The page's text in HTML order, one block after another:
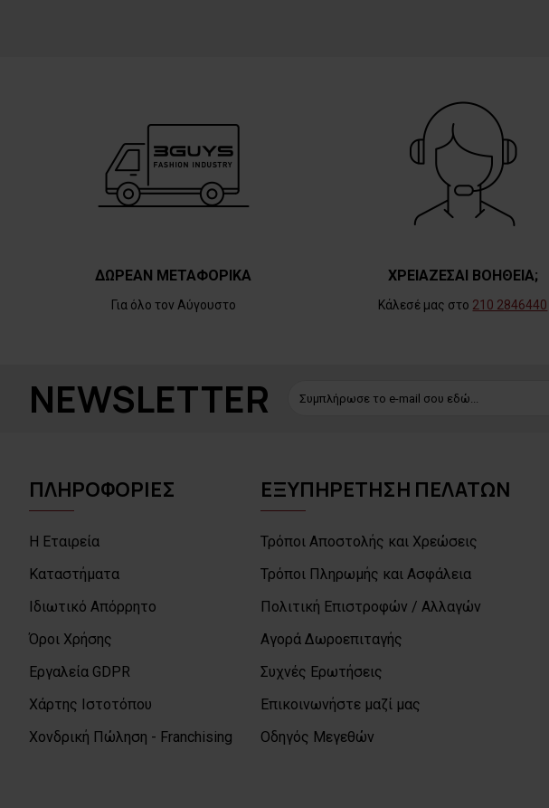
ΔΩΡΕΑΝ ΜΕΤΑΦΟΡΙΚΑ
Για όλο τον Αύγουστο
ΧΡΕΙΑΖΕΣΑΙ ΒΟΗΘΕΙΑ;
Κάλεσέ μας στο 210 2846440
NEWSLETTER
ΠΛΗΡΟΦΟΡΙΕΣ
Η Εταιρεία
Καταστήματα
Ιδιωτικό Απόρρητο
Όροι Χρήσης
Εργαλεία GDPR
Χάρτης Ιστοτόπου
Χονδρική Πώληση - Franchising
ΕΞΥΠΗΡΕΤΗΣΗ ΠΕΛΑΤΩΝ
Τρόποι Αποστολής και Χρεώσεις
Τρόποι Πληρωμής και Ασφάλεια
Πολιτική Επιστροφών / Αλλαγών
Αγορά Δωροεπιταγής
Συχνές Ερωτήσεις
Επικοινωνήστε μαζί μας
Οδηγός Μεγεθών